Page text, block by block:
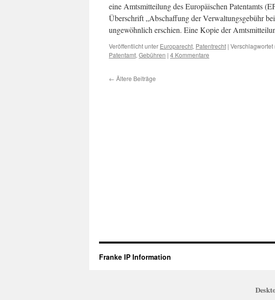
eine Amtsmitteilung des Europäischen Patentamts
Überschrift „Abschaffung der Verwaltungsgebühr
ungewöhnlich erschien. Eine Kopie der
Veröffentlicht unter Europarecht, Patentrecht | Verschlagwortet
Patentamt, Gebühren | 4 Kommentare
← Ältere Beiträge
Franke IP Information